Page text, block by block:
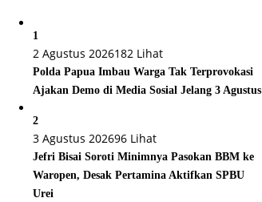
1
2 Agustus 2026182 Lihat
Polda Papua Imbau Warga Tak Terprovokasi
Ajakan Demo di Media Sosial Jelang 3 Agustus
2
3 Agustus 202696 Lihat
Jefri Bisai Soroti Minimnya Pasokan BBM ke
Waropen, Desak Pertamina Aktifkan SPBU
Urei